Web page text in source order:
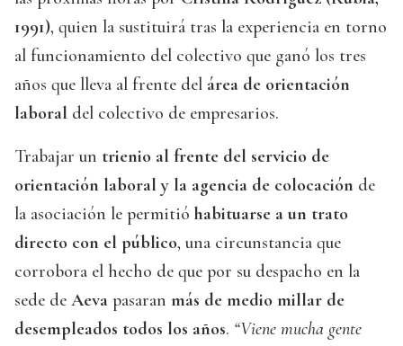
1991), quien la sustituirá tras la experiencia en torno
al funcionamiento del colectivo que ganó los tres
años que lleva al frente del área de orientación
laboral del colectivo de empresarios.
Trabajar un trienio al frente del servicio de
orientación laboral y la agencia de colocación de
la asociación le permitió habituarse a un trato
directo con el público, una circunstancia que
corrobora el hecho de que por su despacho en la
sede de Aeva pasaran más de medio millar de
desempleados todos los años. “Viene mucha gente